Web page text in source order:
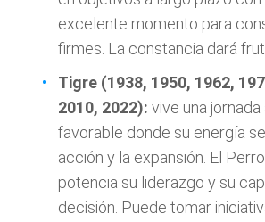
excelente momento para
firmes. La constancia dará
Tigre (1938, 1950, 1962,
2010, 2022): vive una
favorable donde su energía
acción y la expansión. El
potencia su liderazgo y su
decisión. Puede tomar